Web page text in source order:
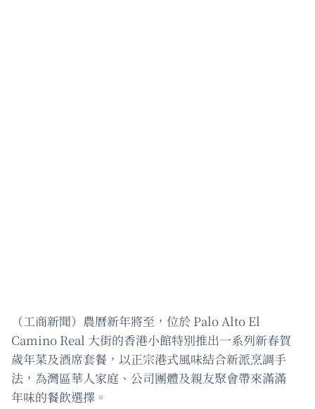
（工商新聞）農曆新年將至，位於 Palo Alto El
Camino Real 大街的香港小館特別推出一系列新春賀
歲年菜及酒席套餐，以正宗港式風味結合新派烹調手
法，為灣區華人家庭、公司團體及親友聚會帶來滿滿
年味的餐飲選擇。